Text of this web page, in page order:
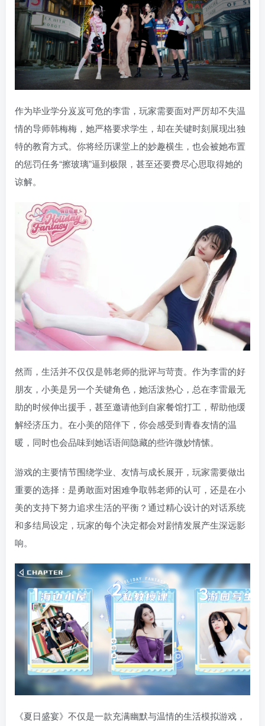
作为毕业学分岌岌可危的李雷，玩家需要面对严厉却不失温
情的导师韩梅梅，她严格要求学生，却在关键时刻展现出独
特的教育方式。你将经历课堂上的妙趣横生，也会被她布置
的惩罚任务“擦玻璃”逼到极限，甚至还要费尽心思取得她的
谅解。
然而，生活并不仅仅是韩老师的批评与苛责。作为李雷的好
朋友，小美是另一个关键角色，她活泼热心，总在李雷最无
助的时候伸出援手，甚至邀请他到自家餐馆打工，帮助他缓
解经济压力。在小美的陪伴下，你会感受到青春友情的温
暖，同时也会品味到她话语间隐藏的些许微妙情愫。
游戏的主要情节围绕学业、友情与成长展开，玩家需要做出
重要的选择：是勇敢面对困难争取韩老师的认可，还是在小
美的支持下努力追求生活的平衡？通过精心设计的对话系统
和多结局设定，玩家的每个决定都会对剧情发展产生深远影
响。
《夏日盛宴》不仅是一款充满幽默与温情的生活模拟游戏，